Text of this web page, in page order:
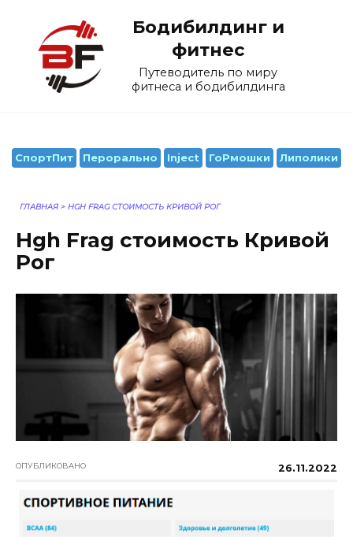
содержанию
Бодибилдинг и
фитнес
Путеводитель по миру
фитнеса и бодибилдинга
СпортПит Перорально Inject ГоРмошки Липолики
ГЛАВНАЯ > HGH FRAG СТОИМОСТЬ КРИВОЙ РОГ
Hgh Frag стоимость Кривой
Рог
ОПУБЛИКОВАНО 26.11.2022